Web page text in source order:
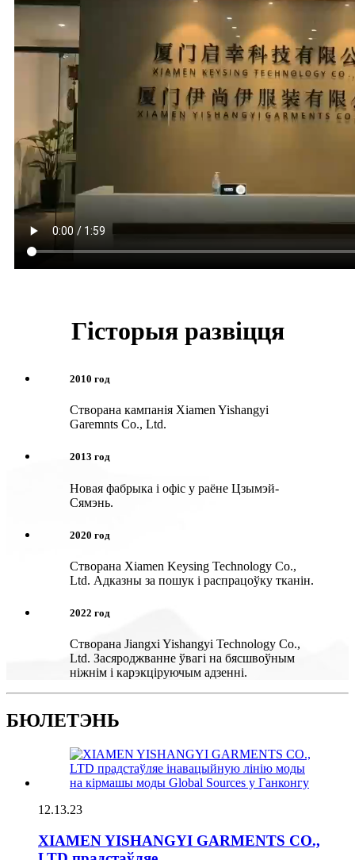
Гісторыя развіцця
2010 год
Створана кампанія Xiamen Yishangyi
Garemnts Co., Ltd.
2013 год
Новая фабрыка і офіс у раёне Цзымэй-
Сямэнь.
2020 год
Створана Xiamen Keysing Technology Co.,
Ltd. Адказны за пошук і распрацоўку тканін.
2022 год
Створана Jiangxi Yishangyi Technology Co.,
Ltd. Засяроджванне ўвагі на бясшвоўным
ніжнім і карэкціруючым адзенні.
БЮЛЕТЭНЬ
12.13.23
XIAMEN YISHANGYI GARMENTS CO.,